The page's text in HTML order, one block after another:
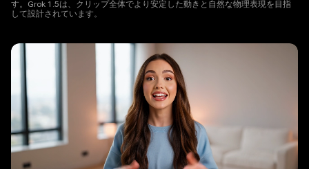
す。Grok 1.5は、クリップ全体でより安定した動きと自然な物理表現を目指
して設計されています。